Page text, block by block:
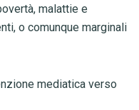
malattie e
o comunque marginali
mediatica verso